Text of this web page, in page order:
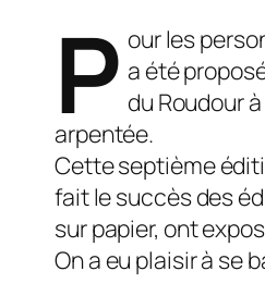
P our les
a été
du Roudour
arpentée.
Cette septième
fait le succès des
sur papier, ont
On a eu plaisir à se